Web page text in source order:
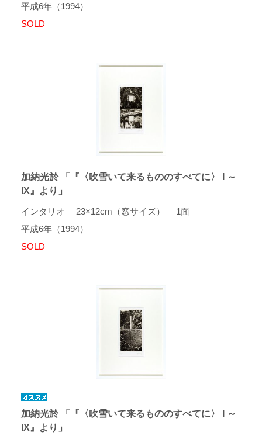
平成6年（1994）
SOLD
加納光於 「『〈吹雪いて来るもののすべてに〉 I ～
IX』より」
インタリオ 23×12cm（窓サイズ） 1面
平成6年（1994）
SOLD
加納光於 「『〈吹雪いて来るもののすべてに〉 I ～
IX』より」